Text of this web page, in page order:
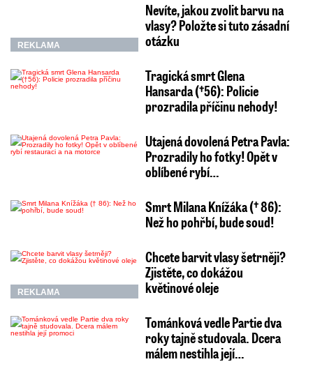
REKLAMA
Nevíte, jakou zvolit barvu na
vlasy? Položte si tuto zásadní
otázku
Tragická smrt Glena
Hansarda (†56): Policie
prozradila příčinu nehody!
Utajená dovolená Petra Pavla:
Prozradily ho fotky! Opět v
oblíbené rybí…
Smrt Milana Knížáka († 86):
Než ho pohřbí, bude soud!
REKLAMA
Chcete barvit vlasy šetrněji?
Zjistěte, co dokážou
květinové oleje
Tománková vedle Partie dva
roky tajně studovala. Dcera
málem nestihla její…